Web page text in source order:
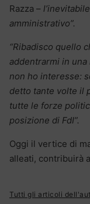
Razza –
amministrativo”.
“Ribadisco quello
addentrarmi in una
non ho interesse:
detto tante volte il
tutte le forze
posizione di FdI”.
Oggi il vertice di
alleati, contribuirà
Tutti gli articoli